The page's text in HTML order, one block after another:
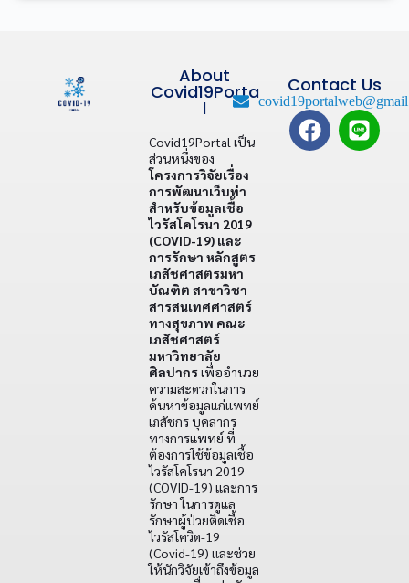
About
Covid19Porta
l
Covid19Portal เป็น
ส่วนหนึ่งของ
โครงการวิจัยเรื่อง
การพัฒนาเว็บท่า
สำหรับข้อมูลเชื้อ
ไวรัสโคโรนา 2019
(COVID-19) และ
การรักษา หลักสูตร
เภสัชศาสตรมหา
บัณฑิต สาขาวิชา
สารสนเทศศาสตร์
ทางสุขภาพ คณะ
เภสัชศาสตร์
มหาวิทยาลัย
ศิลปากรเพื่ออำนวย
ความสะดวกในการ
ค้นหาข้อมูลแก่แพทย์
เภสัชกร บุคลากร
ทางการแพทย์ ที่
ต้องการใช้ข้อมูลเชื้อ
ไวรัสโคโรนา 2019
(COVID-19) และการ
รักษา ในการดูแล
รักษาผู้ป่วยติดเชื้อ
ไวรัสโควิด-19
(Covid-19) และช่วย
ให้นักวิจัยเข้าถึงข้อมูล
Contact Us